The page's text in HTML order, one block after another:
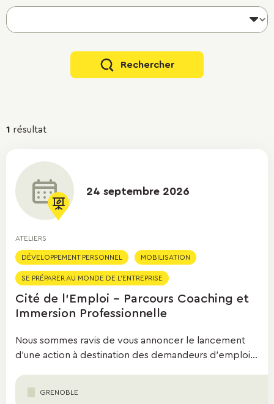
Rechercher
Résultats
recherche
1 résultat
24 septembre 2026
ATELIERS
DÉVELOPPEMENT PERSONNEL MOBILISATION
SE PRÉPARER AU MONDE DE L'ENTREPRISE
Cité de l'Emploi - Parcours Coaching et
Immersion Professionnelle
Nous sommes ravis de vous annoncer le lancement
d’une action à destination des demandeurs d’emploi...
GRENOBLE